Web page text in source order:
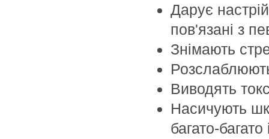
Дарує
пов'язані з
Знімають
Виводять
Насичують
багато-